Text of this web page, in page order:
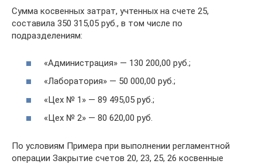
Сумма косвенных затрат, учтенных на счете 25,
составила 350 315,05 руб., в том числе по
подразделениям:
«Администрация» — 130 200,00 руб.;
«Лаборатория» — 50 000,00 руб.;
«Цех № 1» — 89 495,05 руб.;
«Цех № 2» — 80 620,00 руб.
По условиям Примера при выполнении регламентной
операции Закрытие счетов 20, 23, 25, 26 косвенные